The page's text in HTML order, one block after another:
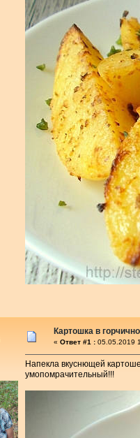
Картошка в
« Ответ #1 : 05.05.2019
Напекла вкуснющей
умопомрачительный!!!